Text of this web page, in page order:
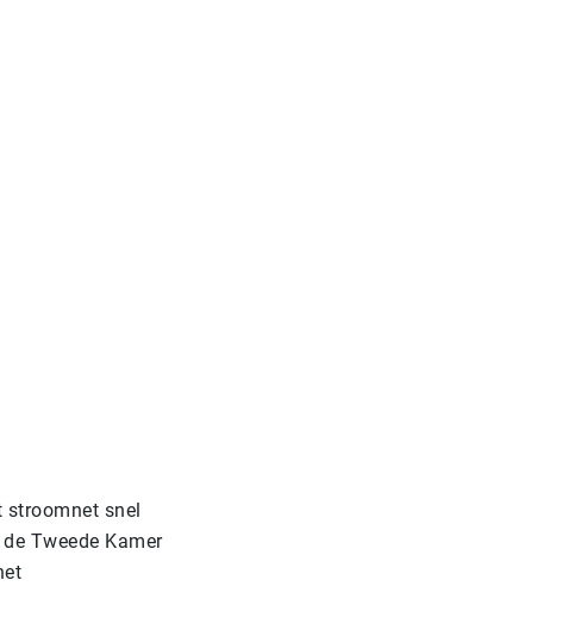
snel
Tweede Kamer